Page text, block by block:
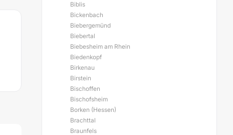
Biblis
Bickenbach
Biebergemünd
Biebertal
Biebesheim am Rhein
Biedenkopf
Birkenau
Birstein
Bischoffen
Bischofsheim
Borken (Hessen)
Brachttal
Braunfels